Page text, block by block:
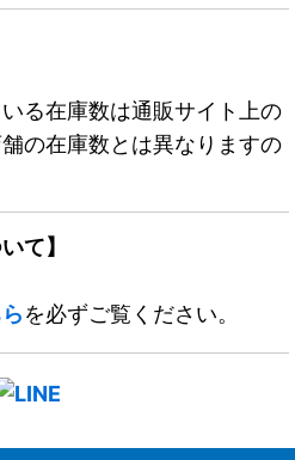
る在庫数は通販サイト上の
の在庫数とは異なりますの
て】
を必ずご覧ください。